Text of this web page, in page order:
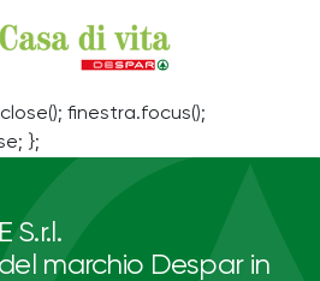
finestra.focus();
};
S.r.l.
marchio Despar in